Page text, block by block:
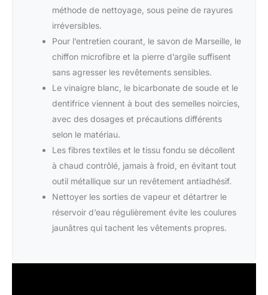
méthode de nettoyage, sous peine de rayures
irréversibles.
Pour l’entretien courant, le savon de Marseille, le
chiffon microfibre et la pierre d’argile suffisent
sans agresser les revêtements sensibles.
Le vinaigre blanc, le bicarbonate de soude et le
dentifrice viennent à bout des semelles noircies,
avec des dosages et précautions différents
selon le matériau.
Les fibres textiles et le tissu fondu se décollent
à chaud contrôlé, jamais à froid, en évitant tout
outil métallique sur un revêtement antiadhésif.
Nettoyer les sorties de vapeur et détartrer le
réservoir d’eau régulièrement évite les coulures
jaunâtres qui tachent les vêtements propres.